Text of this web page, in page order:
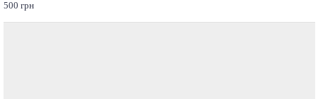
500 грн